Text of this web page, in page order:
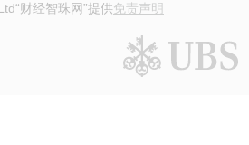
“财经智珠网”提供免责声明